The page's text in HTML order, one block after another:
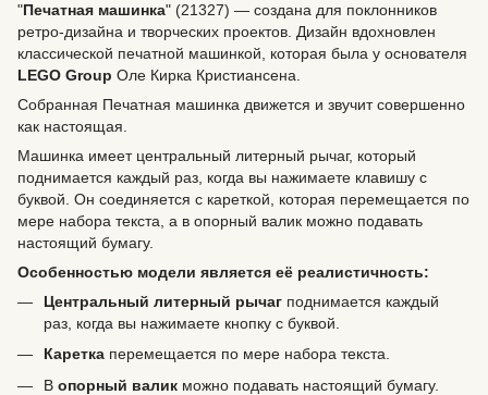
"Печатная машинка" (21327) — создана для поклонников
ретро-дизайна и творческих проектов. Дизайн вдохновлен
классической печатной машинкой, которая была у основателя
LEGO Group Оле Кирка Кристиансена.
Собранная Печатная машинка движется и звучит совершенно
как настоящая.
Машинка имеет центральный литерный рычаг, который
поднимается каждый раз, когда вы нажимаете клавишу с
буквой. Он соединяется с кареткой, которая перемещается по
мере набора текста, а в опорный валик можно подавать
настоящий бумагу.
Особенностью модели является её реалистичность:
Центральный литерный рычаг поднимается каждый
раз, когда вы нажимаете кнопку с буквой.
Каретка перемещается по мере набора текста.
В опорный валик можно подавать настоящий бумагу.